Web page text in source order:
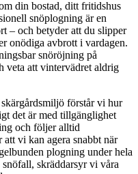
din bostad, ditt fritidshus
snöplogning är en
– och betyder att du slipper
onödiga avbrott i vardagen.
snöröjning på
veta att vintervädret aldrig
förstår vi hur
det är med tillgänglighet
och följer alltid
vi kan agera snabbt när
plogning under hela
skräddarsyr vi våra